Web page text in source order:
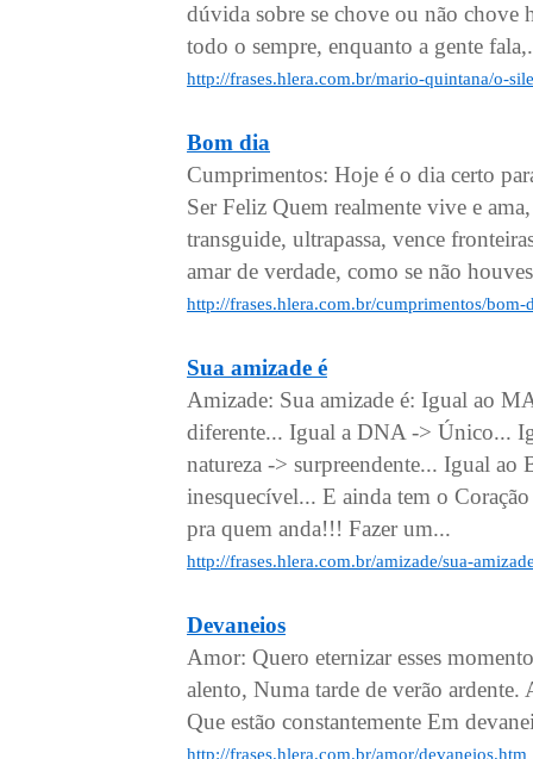
dúvida sobre se chove ou não chove
todo o sempre, enquanto a gente
http://frases.hlera.com.br/mario-quintana/o-
Bom dia
Cumprimentos: Hoje é o dia certo
Ser Feliz Quem realmente vive e
transguide, ultrapassa, vence
amar de verdade, como se não
http://frases.hlera.com.br/cumprimentos/bom-
Sua amizade é
Amizade: Sua amizade é: Igual ao
diferente... Igual a DNA -> Único...
natureza -> surpreendente... Igual
inesquecível... E ainda tem o
pra quem anda!!! Fazer um...
http://frases.hlera.com.br/amizade/sua-
Devaneios
Amor: Quero eternizar esses
alento, Numa tarde de verão
Que estão constantemente Em
http://frases.hlera.com.br/amor/devaneios.htm